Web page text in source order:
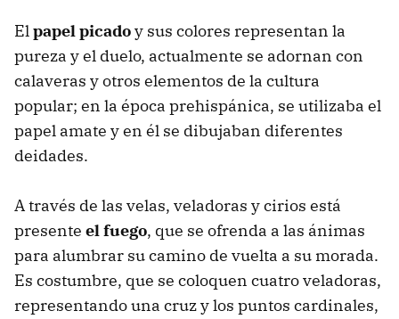
Elpapel picadoy sus colores representan la
pureza y el duelo, actualmente se adornan con
calaveras y otros elementos de la cultura
popular; en la época prehispánica, se utilizaba el
papel amate y en él se dibujaban diferentes
deidades.
A través de las velas, veladoras y cirios está
presente el fuego, que se ofrenda a las ánimas
para alumbrar su camino de vuelta a su morada.
Es costumbre, que se coloquen cuatro veladoras,
representando una cruz y los puntos cardinales,